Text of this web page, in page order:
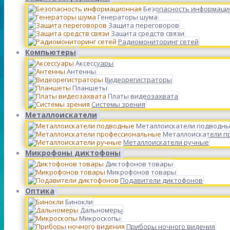
Безопасность
Генераторы шума
Защита переговоров
Защита средств связи
Радиомониторинг сетей
Компьютеры
Аксессуары
Антенны
Видеорегистраторы
Планшеты
Платы видеозахвата
Системы зрения
Металлоискатели
Металлоискатели
Металлоискатели
Металлоискатели ручные
Микрофоны диктофоны
Диктофонов товары
Микрофонов товары
Подавители диктофонов
Оптика
Бинокли
Дальномеры
Микроскопы
Приборы ночного видения